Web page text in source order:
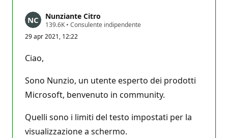
Nunziante Citro
139.6K P
n
r
e
p
u
a
i
• Consulente indipendente
29 apr 2021, 12:22
Ciao,
Sono Nunzio, un utente esperto dei prodotti
Microsoft, benvenuto in community.
Quelli sono i limiti del testo impostati per la
visualizzazione a schermo.